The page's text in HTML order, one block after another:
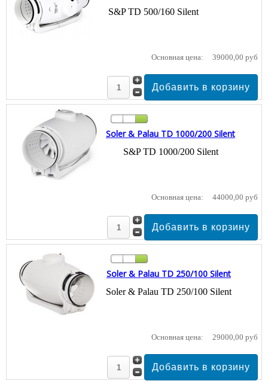
S&P TD 500/160 Silent
Основная цена: 39000,00 руб
Soler & Palau TD 1000/200 Silent
S&P TD 1000/200 Silent
Основная цена: 44000,00 руб
Soler & Palau TD 250/100 Silent
Soler & Palau TD 250/100 Silent
Основная цена: 29000,00 руб